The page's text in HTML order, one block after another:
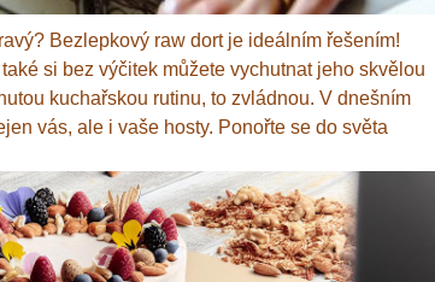
Bezlepkový raw dort je ideálním řešením!
si bez výčitek můžete vychutnat jeho skvělou
kuchařskou rutinu, to zvládnou. V dnešním
vás, ale i vaše hosty. Ponořte se do světa